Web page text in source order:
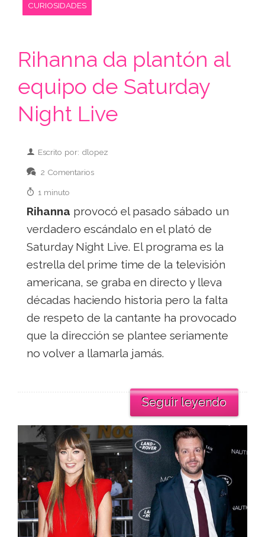
CURIOSIDADES
Rihanna da plantón al
equipo de Saturday
Night Live
Escrito por: dlopez
2 Comentarios
1 minuto
Rihanna provocó el pasado sábado un
verdadero escándalo en el plató de
Saturday Night Live. El programa es la
estrella del prime time de la televisión
americana, se graba en directo y lleva
décadas haciendo historia pero la falta
de respeto de la cantante ha provocado
que la dirección se plantee seriamente
no volver a llamarla jamás.
Seguir leyendo